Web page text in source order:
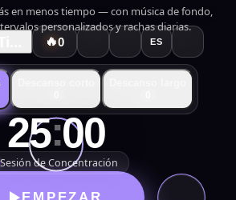
🔥0 ES
en menos tiempo — con música de fondo,
personalizados y rachas diarias.
25:00
Sesión de Concentración